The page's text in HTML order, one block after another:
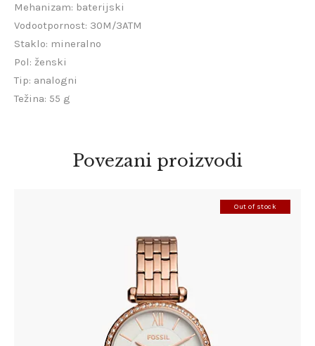
Mehanizam: baterijski
Vodootpornost: 30M/3ATM
Staklo: mineralno
Pol: ženski
Tip: analogni
Težina: 55 g
Povezani proizvodi
Out of stock
FOSSIL BQ3497